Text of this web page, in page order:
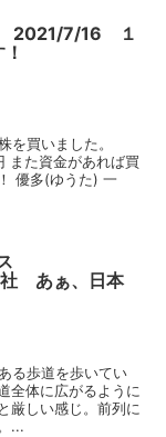
2021/7/16 １
を買いました。
た資金があれば買
優多(ゆうた) 一
あぁ、日本
る歩道を歩いてい
全体に広がるように
厳しい感じ。前列に
...